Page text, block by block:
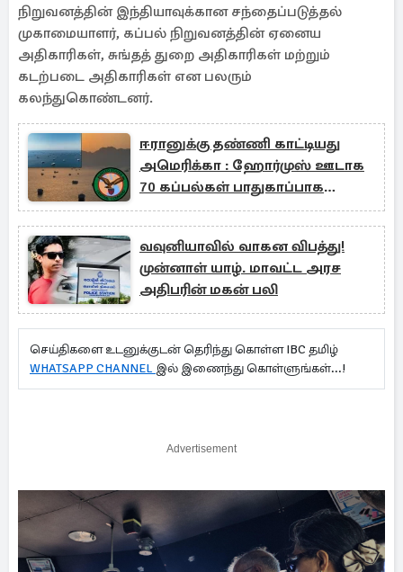
நிறுவனத்தின் இந்தியாவுக்கான சந்தைப்படுத்தல்
முகாமையாளர், கப்பல் நிறுவனத்தின் ஏனைய
அதிகாரிகள், சுங்தத் துறை அதிகாரிகள் மற்றும்
கடற்படை அதிகாரிகள் என பலரும்
கலந்துகொண்டனர்.
ஈரானுக்கு தண்ணி காட்டியது
அமெரிக்கா : ஹோர்முஸ் ஊடாக
70 கப்பல்கள் பாதுகாப்பாக
வெளியேற்றம்
வவுனியாவில் வாகன விபத்து!
முன்னாள் யாழ். மாவட்ட அரச
அதிபரின் மகன் பலி
செய்திகளை உடனுக்குடன் தெரிந்து கொள்ள IBC தமிழ்
WHATSAPP CHANNEL இல் இணைந்து கொள்ளுங்கள்...!
Advertisement